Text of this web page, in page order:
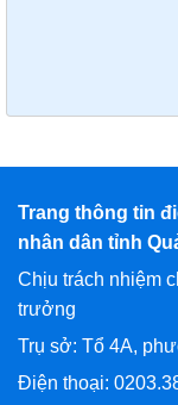
Trang thông tin
nhân dân tỉnh
Chịu trách nhiệm
trưởng
Trụ sở: Tổ 4A,
Điện thoại: